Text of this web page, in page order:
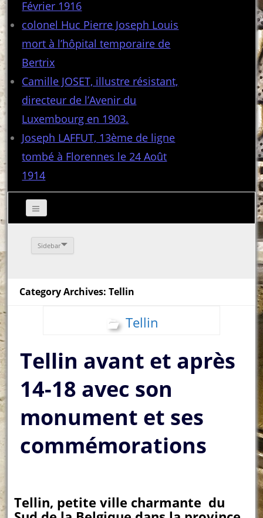
Février 1916
colonel Huc Pierre Joseph Louis
mort à l’hôpital temporaire de
Bertrix
Camille JOSET, illustre résistant,
directeur de l’Avenir du
Luxembourg en 1903.
Joseph LAFFUT, 13ème de ligne
tombé à Florennes le 24 Août
1914
Sidebar
Category Archives: Tellin
Tellin
Tellin avant et après
14-18 avec son
monument et ses
commémorations
Tellin, petite ville charmante du